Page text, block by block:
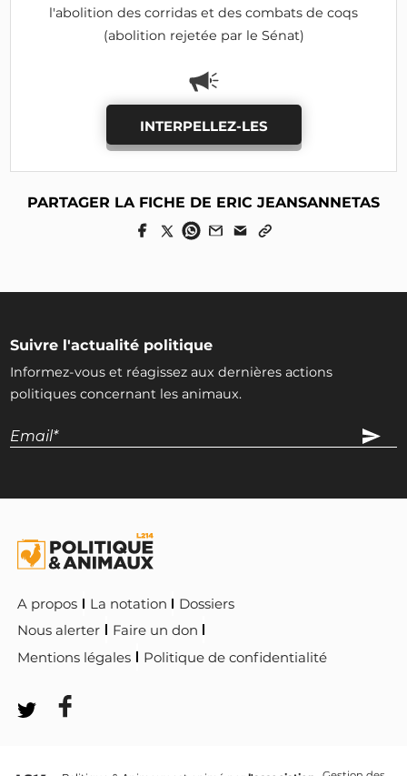
l'abolition des corridas et des combats de coqs
(abolition rejetée par le Sénat)
INTERPELLEZ-LES
PARTAGER LA FICHE DE ERIC JEANSANNETAS
Suivre l'actualité politique
Informez-vous et réagissez aux dernières actions
politiques concernant les animaux.
A propos La notation
Dossiers
Nous alerter
Faire un don
Mentions légales
Politique de confidentialité